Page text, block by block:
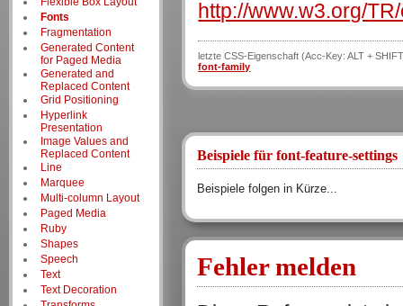
http://www.w3.org/
letzte CSS-Eigenschaft (Acc-Key: ALT +
font-family
Beispiele für font-feature-settings
Beispiele folgen in Kürze...
Fehler melden
Fonts
Fragmentation
Generated Content
for Paged Media
Generated and
Replaced Content
Grid Positioning
Hyperlink
Presentation
Image Values and
Replaced Content
Line
Marquee
Multi-column Layout
Paged Media
Ruby
Shapes
Speech
Text
Text Decoration